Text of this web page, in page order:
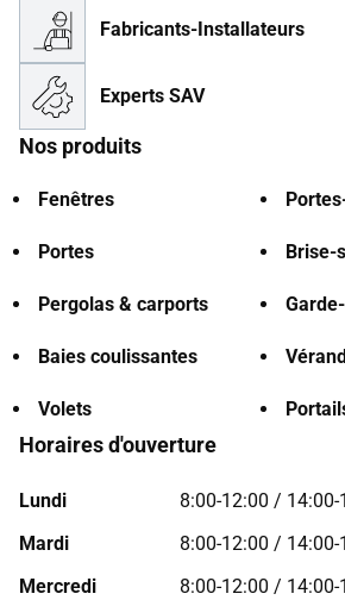
Fabricants-Installateurs
Experts SAV
Nos produits
Fenêtres
Portes Brise-
Pergolas & carports
Baies coulissantes
Volets
Horaires d'ouverture
Lundi
8:00-12:00 / 14:00-
Mardi
8:00-12:00 / 14:00-
Mercredi
8:00-12:00 / 14:00-